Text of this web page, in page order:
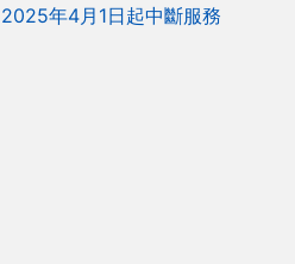
2025年4月1日起中斷服務